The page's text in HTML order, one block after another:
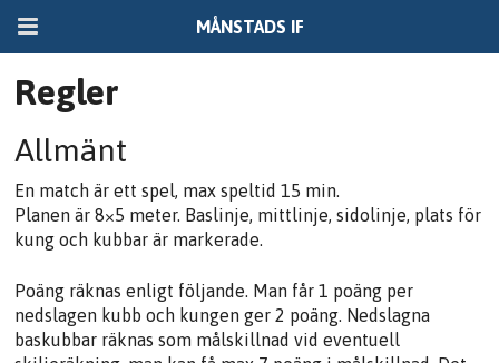
MÅNSTADS IF
Regler
Allmänt
En match är ett spel, max speltid 15 min.
Planen är 8×5 meter. Baslinje, mittlinje, sidolinje, plats för
kung och kubbar är markerade.
Poäng räknas enligt följande. Man får 1 poäng per
nedslagen kubb och kungen ger 2 poäng. Nedslagna
baskubbar räknas som målskillnad vid eventuell